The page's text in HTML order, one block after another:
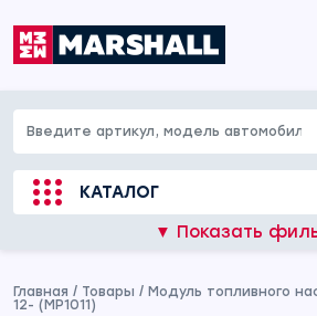
КАТАЛОГ
▼ Показать
Главная / Товары / Модуль топливного
12- (MP1011)